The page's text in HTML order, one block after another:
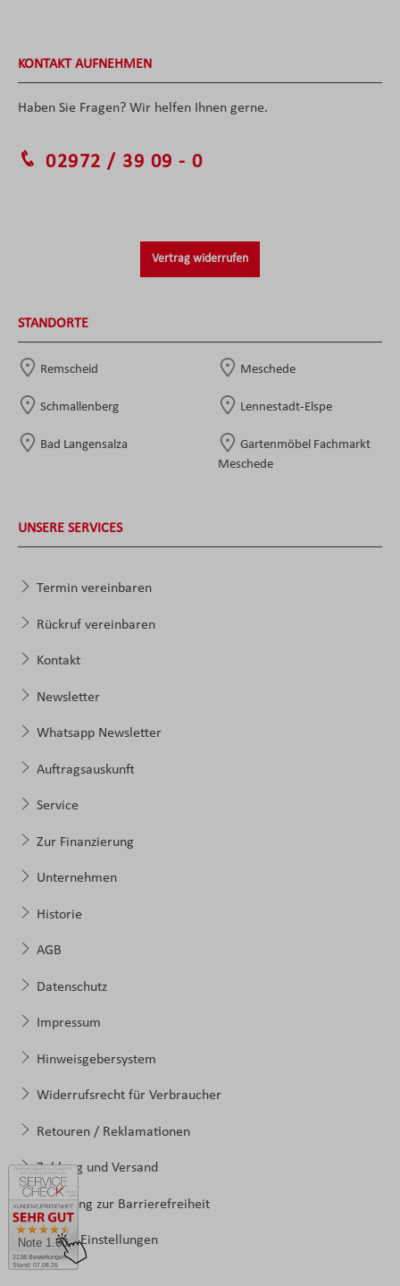
2138 Bewertungen
Stand: 07.08.26
Note 1.60
KONTAKT AUFNEHMEN
Haben Sie Fragen? Wir helfen Ihnen gerne.
02972 / 39 09 - 0
Vertrag widerrufen
STANDORTE
Remscheid Meschede
Schmallenberg Lennestadt-Elspe
Bad Langensalza
Gartenmöbel Fachmarkt
Meschede
UNSERE SERVICES
Termin vereinbaren
Rückruf vereinbaren
Kontakt
Newsletter
Whatsapp Newsletter
Auftragsauskunft
Service
Zur Finanzierung
Unternehmen
Historie
AGB
Datenschutz
Impressum
Hinweisgebersystem
Widerrufsrecht für Verbraucher
Retouren / Reklamationen
Zahlung und Versand
Erklärung zur Barrierefreiheit
Cookie-Einstellungen